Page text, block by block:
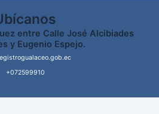
entre Calle José Alcibiades
y Eugenio Espejo.
+072599910